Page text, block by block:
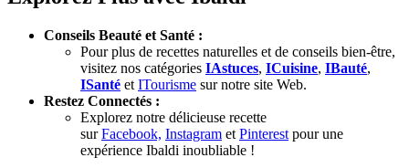
Conseils Beauté et Santé :
Pour plus de recettes naturelles et de conseils bien-être,
visitez nos catégories IAstuces, ICuisine, IBauté,
ISanté et ITourisme sur notre site Web.
Restez Connectés :
Explorez notre délicieuse recette
surFacebook, Instagram et Pinterest pour une
expérience Ibaldi inoubliable !